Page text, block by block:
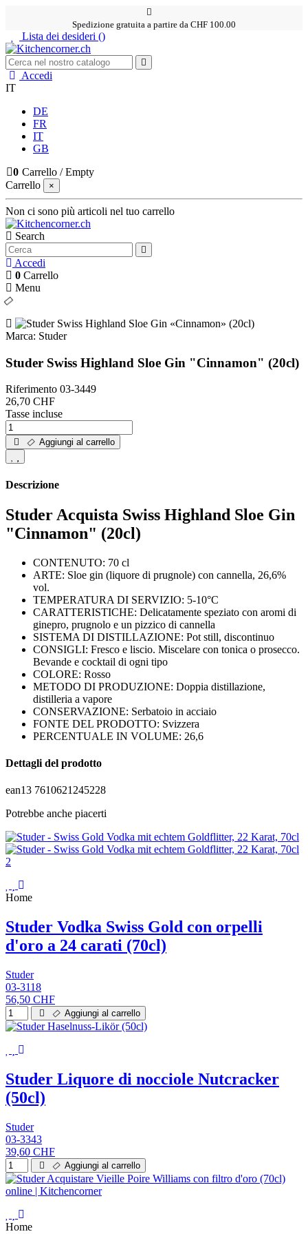
Spedizione gratuita a partire da CHF 100.00
Lista dei desideri ()
Accedi
IT
DE
FR
IT
GB
0 Carrello /Empty
Carrello
×
Non ci sono più articoli nel tuo carrello
Search
Accedi
0 Carrello
Menu
Marca: Studer
Studer Swiss Highland Sloe Gin "Cinnamon" (20cl)
Riferimento 03-3449
26,70 CHF
Tasse incluse
Aggiungi al carrello
Descrizione
Studer Acquista Swiss Highland Sloe Gin
"Cinnamon" (20cl)
CONTENUTO: 70 cl
ARTE: Sloe gin (liquore di prugnole) con cannella, 26,6%
vol.
TEMPERATURA DI SERVIZIO: 5-10°C
CARATTERISTICHE: Delicatamente speziato con aromi di
ginepro, prugnolo e un pizzico di cannella
SISTEMA DI DISTILLAZIONE: Pot still, discontinuo
CONSIGLI: Fresco e liscio. Miscelare con tonica o prosecco.
Bevande e cocktail di ogni tipo
COLORE: Rosso
METODO DI PRODUZIONE: Doppia distillazione,
distilleria a vapore
CONSERVAZIONE: Serbatoio in acciaio
FONTE DEL PRODOTTO: Svizzera
PERCENTUALE IN VOLUME: 26,6
Dettagli del prodotto
ean13 7610621245228
Potrebbe anche piacerti
Home
Studer Vodka Swiss Gold con orpelli
d'oro a 24 carati (70cl)
Studer
03-3118
56,50 CHF
Aggiungi al carrello
Studer Liquore di nocciole Nutcracker
(50cl)
Studer
03-3343
39,60 CHF
Aggiungi al carrello
Home